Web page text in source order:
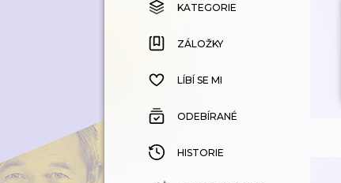
KATEGORIE
ZÁLOŽKY
HISTORIE
KATEGORIE
ZÁLOŽKY
LÍBÍ SE MI
ODEBÍRANÉ
HISTORIE